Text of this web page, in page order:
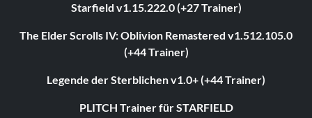
Starfield v1.15.222.0 (+27 Trainer)
The Elder Scrolls IV: Oblivion Remastered v1.512.105.0
(+44 Trainer)
Legende der Sterblichen v1.0+ (+44 Trainer)
PLITCH Trainer für STARFIELD